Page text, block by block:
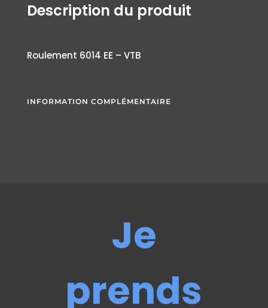
Description du produit
Roulement 6014 EE – VTB
INFORMATION COMPLÉMENTAIRE
Je
prends